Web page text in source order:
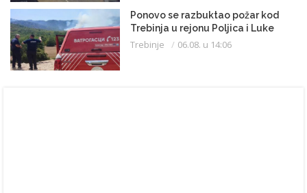
Ponovo se razbuktao požar kod
Trebinja u rejonu Poljica i Luke
Trebinje 06.08. u 14:06